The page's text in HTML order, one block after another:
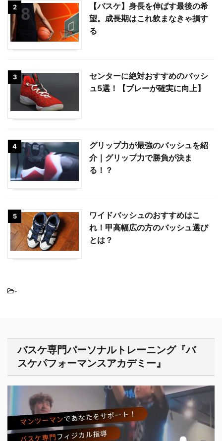
2
【バスケ】身長を伸ばす最後の希
望。成長期はこれ飲まなきゃ損す
る
3
センターに絶対おすすめのバッシ
ュ5選！【プレーが確実に向上】
4
グリップ力が最強のバッシュを紹
介｜グリップ力で勝負が決ま
る！？
5
ワイドバッシュのおすすめはこ
れ！甲高幅広の方のバッシュ選び
とは？
-
バスケ専門パーソナルトレーニング『バ
スケパフォーマンスアカデミー』